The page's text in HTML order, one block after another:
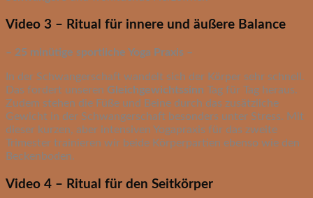
Video 3 – Ritual für innere und äußere Balance
– 25 minütige sportliche Yoga Praxis –
In der Schwangerschaft wandelt sich der Körper sehr schnell.
Das fordert unseren Gleichgewichtssinn Tag für Tag heraus.
Zudem stehen die Füße und Beine durch das zusätzliche
Gewicht in der Schwangerschaft besonders unter Stress. Mit
dieser kurzen, aber intensiven Yogapraxis für das zweite
Trimester trainieren wir beide Körperpartien ebenso wie den
Beckenboden.
Video 4 – Ritual für den Seitkörper